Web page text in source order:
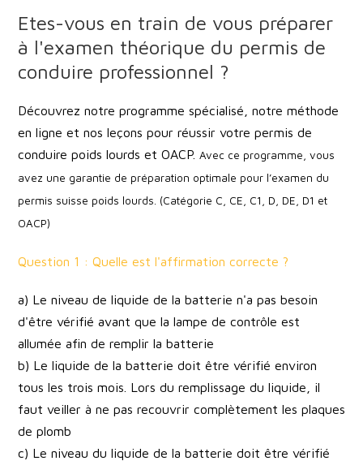
Etes-vous en train de vous préparer
à l'examen théorique du permis de
conduire professionnel ?
Découvrez notre programme spécialisé, notre méthode
en ligne et nos leçons pour réussir votre permis de
conduire poids lourds et OACP. Avec ce programme, vous
avez une garantie de préparation optimale pour l’examen du
permis suisse poids lourds. (Catégorie C, CE, C1, D, DE, D1 et
OACP)
Question 1 : Quelle est l'affirmation correcte ?
a) Le niveau de liquide de la batterie n'a pas besoin
d'être vérifié avant que la lampe de contrôle est
allumée afin de remplir la batterie
b) Le liquide de la batterie doit être vérifié environ
tous les trois mois. Lors du remplissage du liquide, il
faut veiller à ne pas recouvrir complètement les plaques
de plomb
c) Le niveau du liquide de la batterie doit être vérifié